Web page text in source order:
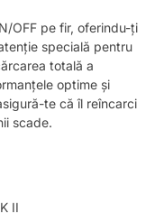
OFF pe fir, oferindu-ți
specială pentru
totală a
optime și
te că îl reîncarci
scade.
II